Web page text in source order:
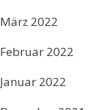
März 2022
Februar 2022
Januar 2022